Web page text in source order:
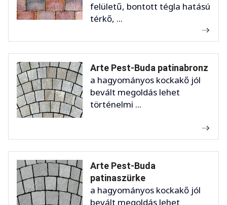
felületű, bontott tégla hatású
térkő, ...
Arte Pest-Buda patinabronz
a hagyományos kockakő jól
bevált megoldás lehet
történelmi ...
Arte Pest-Buda
patinaszürke
a hagyományos kockakő jól
bevált megoldás lehet